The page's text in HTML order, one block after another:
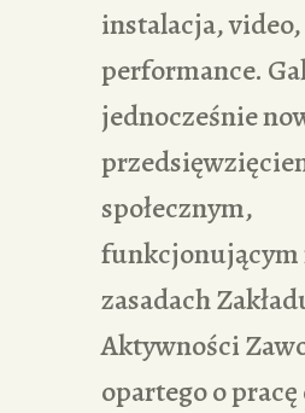
instalacja, video,
performance.
jednocześnie
społecznym,
funkcjonującym
zasadach
Aktywności
opartego o pracę